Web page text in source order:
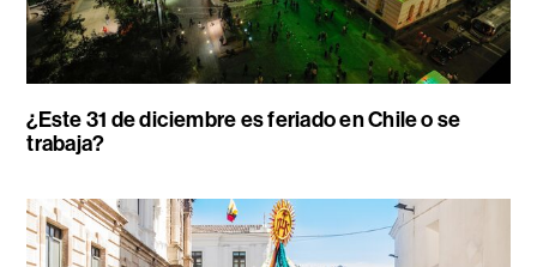
¿Este 31 de diciembre es feriado en Chile o se
trabaja?